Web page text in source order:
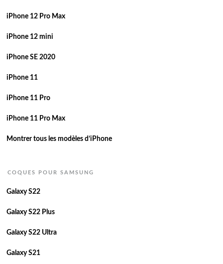
iPhone 12 Pro Max
iPhone 12 mini
iPhone SE 2020
iPhone 11
iPhone 11 Pro
iPhone 11 Pro Max
Montrer tous les modèles d’iPhone
COQUES POUR SAMSUNG
Galaxy S22
Galaxy S22 Plus
Galaxy S22 Ultra
Galaxy S21